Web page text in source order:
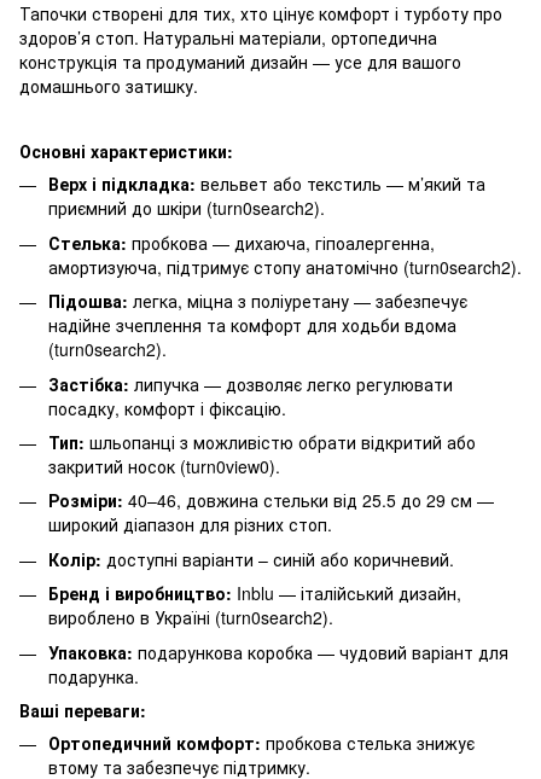
Тапочки створені для тих, хто цінує комфорт і турботу про
здоров’я стоп. Натуральні матеріали, ортопедична
конструкція та продуманий дизайн — усе для вашого
домашнього затишку.
Основні характеристики:
Верх і підкладка: вельвет або текстиль — м’який та
приємний до шкіри (turn0search2).
Стелька: пробкова — дихаюча, гіпоалергенна,
амортизуюча, підтримує стопу анатомічно (turn0search2).
Підошва: легка, міцна з поліуретану — забезпечує
надійне зчеплення та комфорт для ходьби вдома
(turn0search2).
Застібка: липучка — дозволяє легко регулювати
посадку, комфорт і фіксацію.
Тип: шльопанці з можливістю обрати відкритий або
закритий носок (turn0view0).
Розміри: 40–46, довжина стельки від 25.5 до 29 см —
широкий діапазон для різних стоп.
Колір: доступні варіанти – синій або коричневий.
Бренд і виробництво: Inblu — італійський дизайн,
вироблено в Україні (turn0search2).
Упаковка: подарункова коробка — чудовий варіант для
подарунка.
Ваші переваги:
Ортопедичний комфорт: пробкова стелька знижує
втому та забезпечує підтримку.